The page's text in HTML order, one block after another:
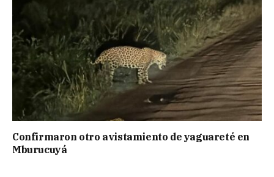
Confirmaron otro avistamiento de yaguareté en
Mburucuyá